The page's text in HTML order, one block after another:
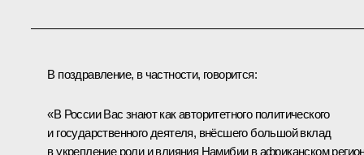
В поздравление, в частности, говорится:
«В России Вас знают как авторитетного политического
и государственного деятеля, внёсшего большой вклад
в укрепление роли и влияния Намибии в африканском